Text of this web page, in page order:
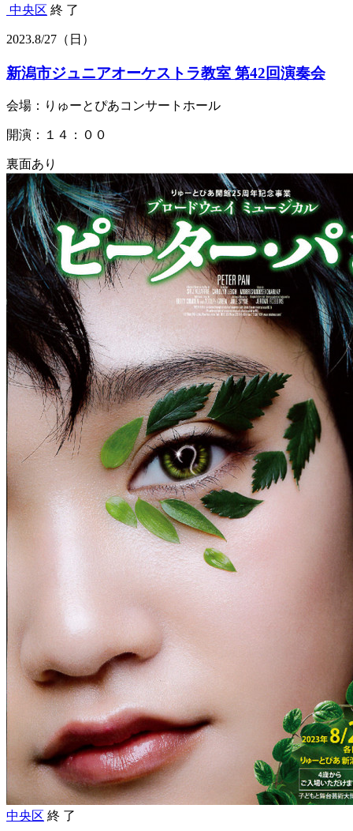
中央区 終 了
2023.8/27 （日）
新潟市ジュニアオーケストラ教室 第42回演奏会
会場：りゅーとぴあコンサートホール
開演：１４：００
裏面あり
中央区 終 了